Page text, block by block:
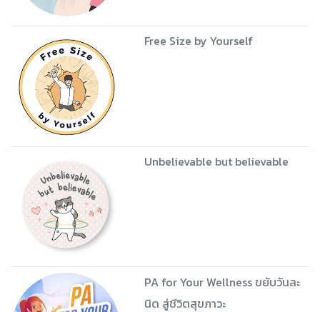
Free Size by Yourself
Unbelievable but believable
PA for Your Wellness ขยับวันละ
นิด สู่ชีวิตสุขภาวะ